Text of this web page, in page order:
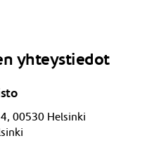
yhteystiedot
00530 Helsinki